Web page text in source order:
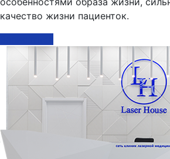
качество жизни пациенток.